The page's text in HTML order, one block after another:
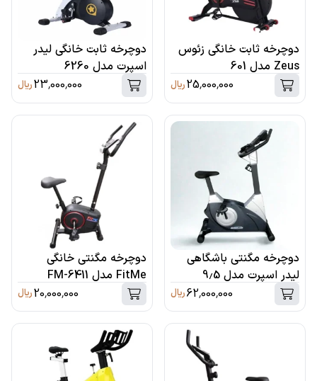
دوچرخه ثابت خانگی زئوس
Zeus مدل 601
25,000,000ریال
دوچرخه ثابت خانگی لیدر
اسپرت مدل 6260
23,000,000ریال
دوچرخه مگنتی باشگاهی
لیدر اسپرت مدل 9.5
62,000,000ریال
دوچرخه مگنتی خانگی
FitMe مدل FM-6411
20,000,000ریال